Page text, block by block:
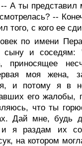
А ты представил
--
того, с кого ее
по имени
сыну и
приносящее
моя жена,
и потому я в
его жалобы,
что ты
Дай мне, будь
и я раздам их
на котором